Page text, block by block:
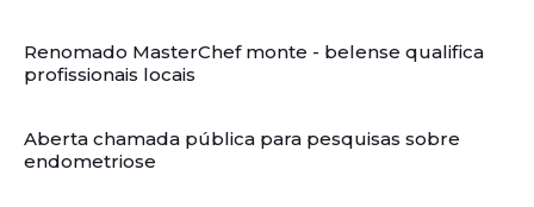
Renomado MasterChef monte - belense qualifica
profissionais locais
Aberta chamada pública para pesquisas sobre
endometriose